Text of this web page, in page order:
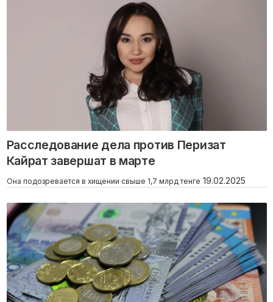
Расследование дела против Перизат
Кайрат завершат в марте
Она подозревается в хищении свыше 1,7 млрд тенге 19.02.2025